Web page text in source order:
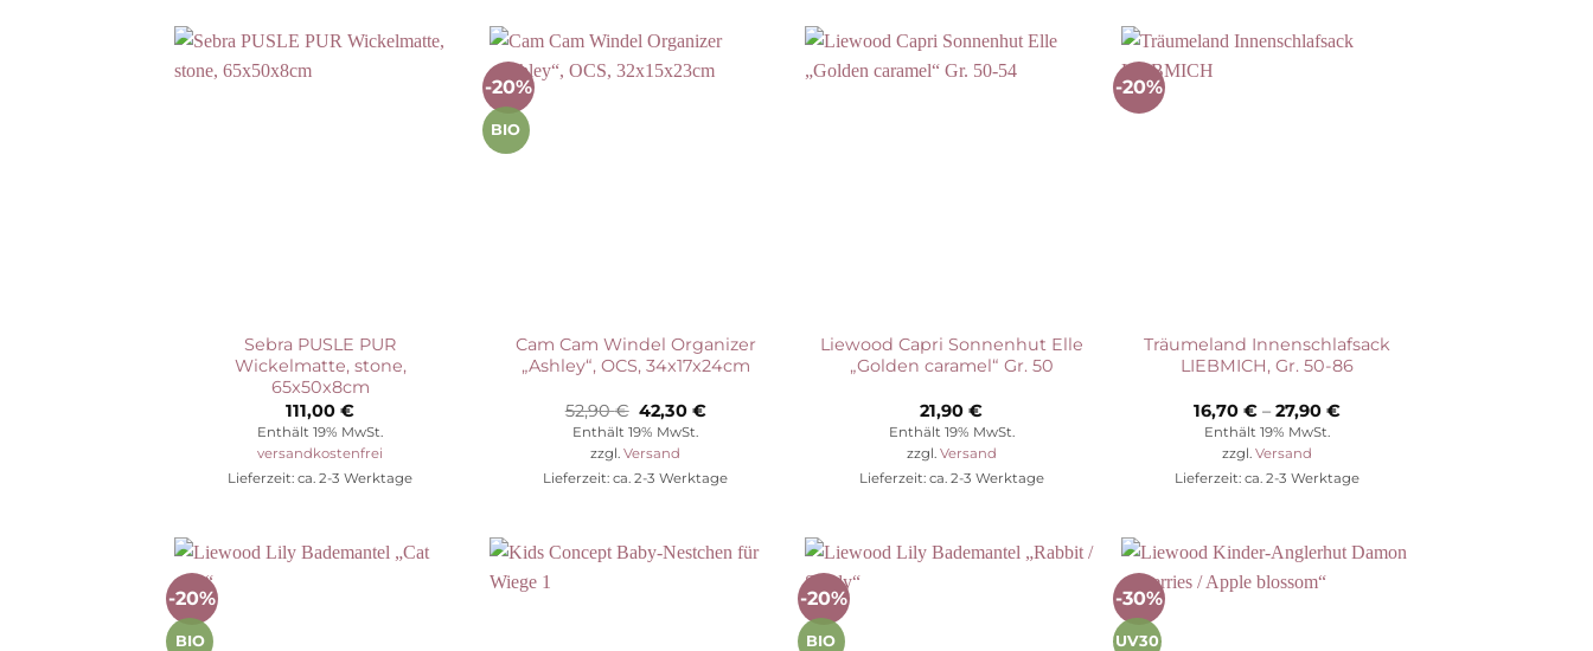
Sebra PUSLE PUR
Wickelmatte, stone,
65x50x8cm
111,00€
Enthält 19% MwSt.
versandkostenfrei
Lieferzeit: ca. 2-3 Werktage
-20%
BIO
Cam Cam Windel Organizer
„Ashley“, OCS, 34x17x24cm
52,90€ Ursprünglicher
Preis
war:
52,90 €
42,30€Aktueller
Enthält 19% MwSt.
zzgl.Versand
Lieferzeit: ca. 2-3 Werktage
Liewood Capri Sonnenhut Elle
„Golden caramel“ Gr. 50
21,90€
Enthält 19% MwSt.
zzgl. Versand
Lieferzeit: ca. 2-3 Werktage
-20%
Träumeland Innenschlafsack
LIEBMICH, Gr. 50-86
16,70 € – 27,90 €Preisspanne:
Enthält 19% MwSt.
zzgl. Versand
Lieferzeit: ca. 2-3 Werktage
-20%
BIO
-20%
BIO
-30%
UV30